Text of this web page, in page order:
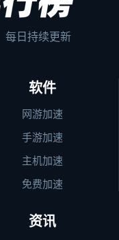
每日持续更新
软件
网游加速
手游加速
主机加速
免费加速
资讯